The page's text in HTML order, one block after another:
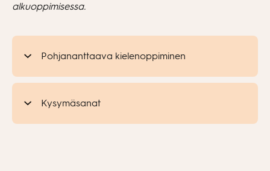
alkuoppimisessa.
Pohjananttaava kielenoppiminen
Kysymäsanat